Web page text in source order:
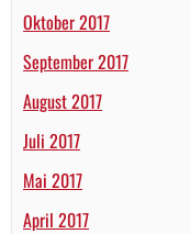
Oktober 2017
September 2017
August 2017
Juli 2017
Mai 2017
April 2017